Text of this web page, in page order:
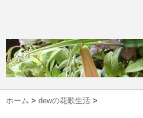
ホーム > dewの花歌生活 >